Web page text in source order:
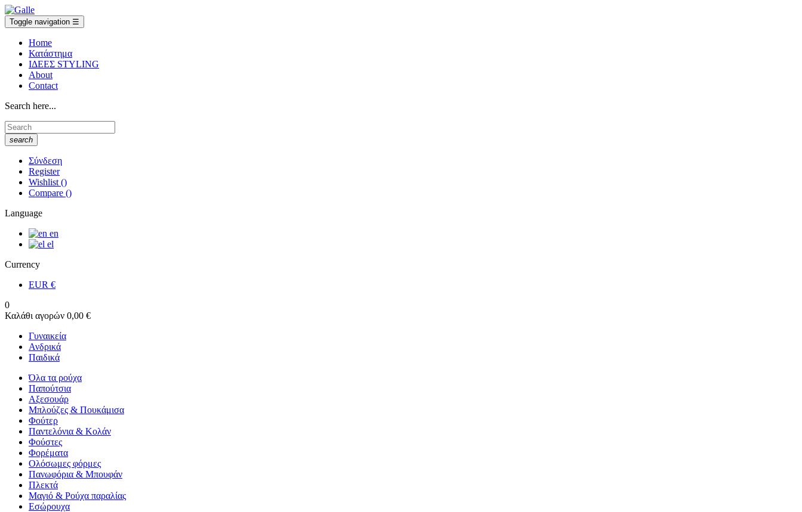
Toggle navigation ☰
Home
Κατάστημα
ΙΔΕΕΣ STYLING
About
Contact
Search here...
search
Σύνδεση
Register
Wishlist ()
Compare ()
Language
en
el
Currency
EUR €
0
Καλάθι αγορών 0,00 €
Γυναικεία
Ανδρικά
Παιδικά
Όλα τα ρούχα
Παπούτσια
Αξεσουάρ
Μπλούζες & Πουκάμισα
Φούτερ
Παντελόνια & Κολάν
Φούστες
Φορέματα
Ολόσωμες φόρμες
Πανωφόρια & Μπουφάν
Πλεκτά
Μαγιό & Ρούχα παραλίας
Εσώρουχα